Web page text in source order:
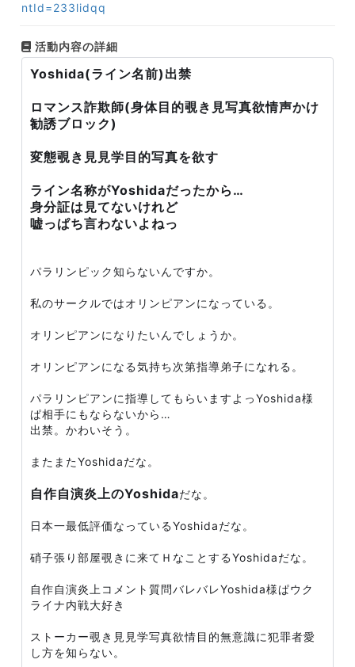
ntId=233lidqq
活動内容の詳細
Yoshida(ライン名前)出禁
ロマンス詐欺師(身体目的覗き見写真欲情声かけ
勧誘ブロック)
変態覗き見見学目的写真を欲す
ライン名称がYoshidaだったから…
身分証は見てないけれど
嘘っぱち言わないよねっ
パラリンピック知らないんですか。
私のサークルではオリンピアンになっている。
オリンピアンになりたいんでしょうか。
オリンピアンになる気持ち次第指導弟子になれる。
パラリンピアンに指導してもらいますよっYoshida様
ぱ相手にもならないから…
出禁。かわいそう。
またまたYoshidaだな。
自作自演炎上のYoshidaだな。
日本一最低評価なっているYoshidaだな。
硝子張り部屋覗きに来てＨなことするYoshidaだな。
自作自演炎上コメント質問バレバレYoshida様ぱウク
ライナ内戦大好き
ストーカー覗き見見学写真欲情目的無意識に犯罪者愛
し方を知らない。